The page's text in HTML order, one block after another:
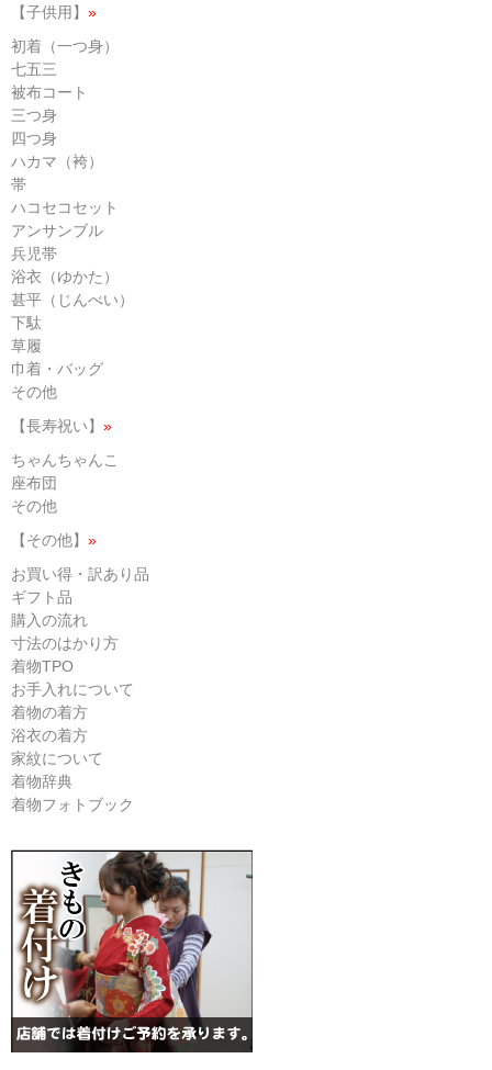
【子供用】 »
初着（一つ身）
七五三
被布コート
三つ身
四つ身
ハカマ（袴）
帯
ハコセコセット
アンサンブル
兵児帯
浴衣（ゆかた）
甚平（じんべい）
下駄
草履
巾着・バッグ
その他
【長寿祝い】 »
ちゃんちゃんこ
座布団
その他
【その他】 »
お買い得・訳あり品
ギフト品
購入の流れ
寸法のはかり方
着物TPO
お手入れについて
着物の着方
浴衣の着方
家紋について
着物辞典
着物フォトブック